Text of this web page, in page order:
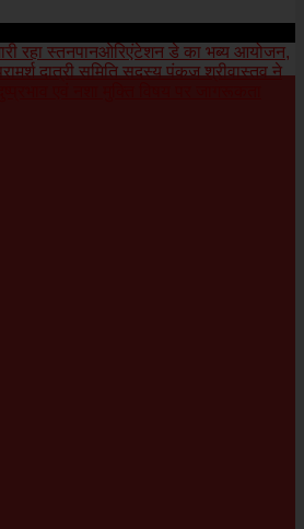
रहा स्तनपानओरिएंटेशन डे का भब्य आयोजन,
दात्री समिति सदस्य पंकज श्रीवास्तव ने